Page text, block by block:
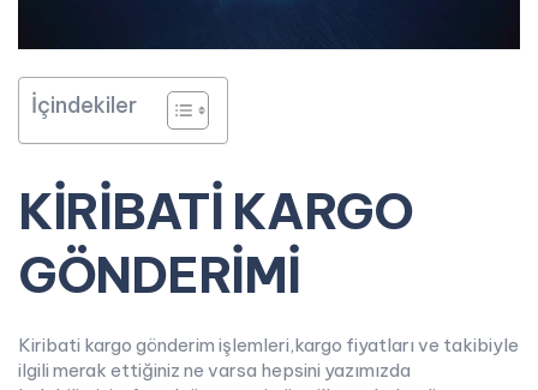
İçindekiler
KİRİBATİ KARGO
GÖNDERİMİ
Kiribati kargo gönderim işlemleri,kargo fiyatları ve takibiyle
ilgili merak ettiğiniz ne varsa hepsini yazımızda